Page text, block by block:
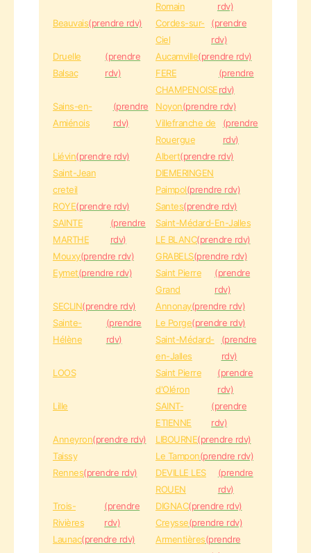
Romain
rdv)
Beauvais(prendre rdv)
Cordes-sur-
Ciel
(prendre
rdv)
Druelle
Balsac
(prendre
rdv)
Aucamville(prendre rdv)
FERE
CHAMPENOISE
(prendre
rdv)
Sains-en-
Amiénois
(prendre
rdv)
Noyon(prendre rdv)
Villefranche de
Rouergue
(prendre
rdv)
Liévin(prendre rdv) Albert(prendre rdv)
Saint-Jean
DIEMERINGEN
creteil
Paimpol(prendre rdv)
ROYE(prendre rdv) Santes(prendre rdv)
SAINTE
MARTHE
(prendre
rdv)
Saint-Médard-En-Jalles
LE BLANC(prendre rdv)
Mouxy(prendre rdv) GRABELS(prendre rdv)
Eymet(prendre rdv)
Saint Pierre
Grand
(prendre
rdv)
SECLIN(prendre rdv) Annonay(prendre rdv)
Sainte-
Hélène
(prendre
rdv)
Le Porge(prendre rdv)
Saint-Médard-
en-Jalles
(prendre
rdv)
LOOS
Saint Pierre
d'Oléron
(prendre
rdv)
Lille
SAINT-
ETIENNE
(prendre
rdv)
Anneyron(prendre rdv) LIBOURNE(prendre rdv)
Taissy
Le Tampon(prendre rdv)
Rennes(prendre rdv)
DEVILLE LES
ROUEN
(prendre
rdv)
Trois-
Rivières
(prendre
rdv)
DIGNAC(prendre rdv)
Creysse(prendre rdv)
Launac(prendre rdv) Armentières(prendre